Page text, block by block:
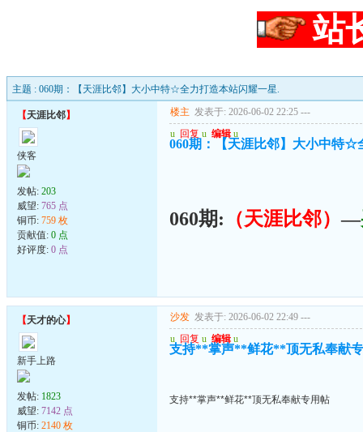
站
主题 : 060期：【天涯比邻】大小中特☆全力打造本站闪耀一星.
【天涯比邻】
侠客
发帖: 203
威望: 765 点
铜币: 759 枚
贡献值: 0 点
好评度: 0 点
楼主 发表于: 2026-06-02 22:25 ---
u 回复 u 编辑 u
060期：【天涯比邻】大小中特☆
060期: （天涯比邻）—
【天才的心】
新手上路
发帖: 1823
威望: 7142 点
铜币: 2140 枚
沙发 发表于: 2026-06-02 22:49 ---
u 回复 u 编辑 u
支持**掌声**鲜花**顶无私奉献
支持**掌声**鲜花**顶无私奉献专用帖